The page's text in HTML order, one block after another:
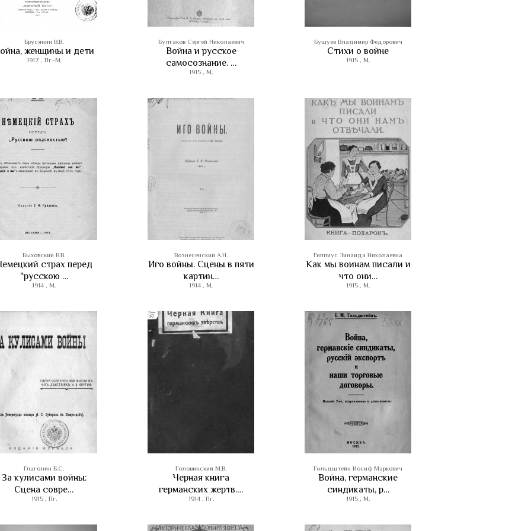
Брусянин В.В.
женщины и дети
1917 , Пг.-М.
Булгаков Сергей Николаевич
Война и русское
самосознание. …
1915 , М.
Бушуев Владимир Федорович
Стихи о войне
1915 , М.
Быховский В.В.
страх перед
"русскою …
1914 , М.
Вознесенский А.Н.
Иго войны. Сцены в пяти
картин…
1914 , М.
Гиппиус Зинаида Николаевна
Как мы воинам писали и
что они…
1915 , М.
Глаголин Б.С.
За кулисами войны:
Сцена совре…
1915 , Пг.
Головинский М.В.
Черная книга
германских жертв.…
1914 , Пг.
Гольдштейн Иосиф Маркович
Война, германские
синдикаты, р…
1915 , М.